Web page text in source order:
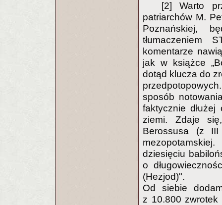
[2] Warto
patriarchów M.
Poznańskiej,
tłumaczeniem
komentarze
jak w książce
dotąd klucza do
sposób
faktycznie
ziemi. Zdaje
Berossusa (z III
dziesięciu
o
(Hezjod)".
Od siebie
z 10.800